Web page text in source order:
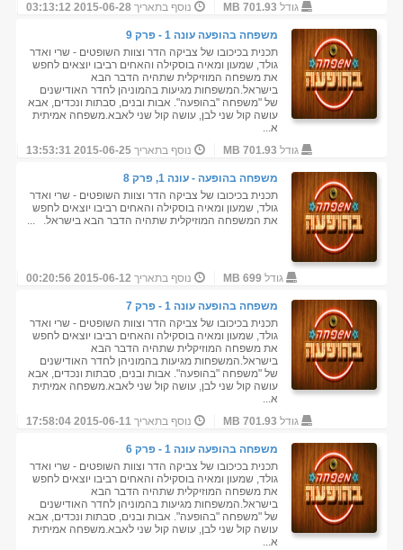
גודל 701.93 MB נוסף בתאריך2015-06-28 03:13:12
משפחה בהופעה עונה 1 - פרק 9
תכנית בכיכובו של צביקה הדר וצוות השופטים - שרי ואדר
גולד, שמעון ומאיה בוסקילה והאחים רביבו יוצאים לחפש
את משפחה המוזיקלית שתהיה הדבר הבא
בישראל.המשפחות מגיעות בהמוניהן לחדר האודישנים
של "משפחה "בהופעה". אבות ובנים, סבתות ונכדים, אבא
עושה קול שני לבן, עושה קול שני לאבא.משפחה אמיתית
א...
גודל 701.93 MB נוסף בתאריך2015-06-25 13:53:31
משפחה בהופעה - עונה 1, פרק 8
תכנית בכיכובו של צביקה הדר וצוות השופטים - שרי ואדר
גולד, שמעון ומאיה בוסקילה והאחים רביבו יוצאים לחפש
את המשפחה המוזיקלית שתהיה הדבר הבא בישראל. ...
גודל 699 MB נוסף בתאריך 2015-06-12 00:20:56
משפחה בהופעה עונה 1 - פרק 7
תכנית בכיכובו של צביקה הדר וצוות השופטים - שרי ואדר
גולד, שמעון ומאיה בוסקילה והאחים רביבו יוצאים לחפש
את משפחה המוזיקלית שתהיה הדבר הבא
בישראל.המשפחות מגיעות בהמוניהן לחדר האודישנים
של "משפחה "בהופעה". אבות ובנים, סבתות ונכדים, אבא
עושה קול שני לבן, עושה קול שני לאבא.משפחה אמיתית
א...
גודל 701.93 MB נוסף בתאריך2015-06-11 17:58:04
משפחה בהופעה עונה 1 - פרק 6
תכנית בכיכובו של צביקה הדר וצוות השופטים - שרי ואדר
גולד, שמעון ומאיה בוסקילה והאחים רביבו יוצאים לחפש
את משפחה המוזיקלית שתהיה הדבר הבא
בישראל.המשפחות מגיעות בהמוניהן לחדר האודישנים
של "משפחה "בהופעה". אבות ובנים, סבתות ונכדים, אבא
עושה קול שני לבן, עושה קול שני לאבא.משפחה אמיתית
א...